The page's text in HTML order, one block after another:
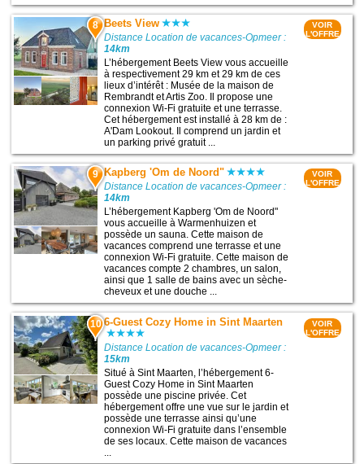
8 Beets View
Distance Location de vacances-Opmeer :
14km
L’hébergement Beets View vous accueille
à respectivement 29 km et 29 km de ces
lieux d’intérêt : Musée de la maison de
Rembrandt et Artis Zoo. Il propose une
connexion Wi-Fi gratuite et une terrasse.
Cet hébergement est installé à 28 km de :
A'Dam Lookout. Il comprend un jardin et
un parking privé gratuit ...
VOIR
L'OFFRE
9 Kapberg 'Om de Noord"
Distance Location de vacances-Opmeer :
14km
L’hébergement Kapberg 'Om de Noord"
vous accueille à Warmenhuizen et
possède un sauna. Cette maison de
vacances comprend une terrasse et une
connexion Wi-Fi gratuite. Cette maison de
vacances compte 2 chambres, un salon,
ainsi que 1 salle de bains avec un sèche-
cheveux et une douche ...
VOIR
L'OFFRE
10 6-Guest Cozy Home in Sint Maarten
Distance Location de vacances-Opmeer :
15km
Situé à Sint Maarten, l’hébergement 6-
Guest Cozy Home in Sint Maarten
possède une piscine privée. Cet
hébergement offre une vue sur le jardin et
possède une terrasse ainsi qu’une
connexion Wi-Fi gratuite dans l’ensemble
de ses locaux. Cette maison de vacances
VOIR
L'OFFRE